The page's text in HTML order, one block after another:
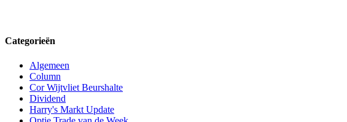
Categorieën
Algemeen
Column
Cor Wijtvliet Beurshalte
Dividend
Harry's Markt Update